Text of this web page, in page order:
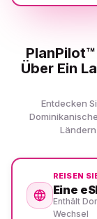
Über Ein
Entdecken
REISEN
Eine
Enthält
Wechsel